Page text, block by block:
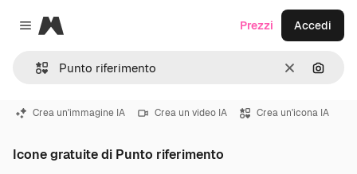
Close menu
Magnific
CancellaCerca
Prezzi Accedi
Crea un'immagine IA Crea un video IA Crea un'icona IA
Icone gratuite di Punto riferimento